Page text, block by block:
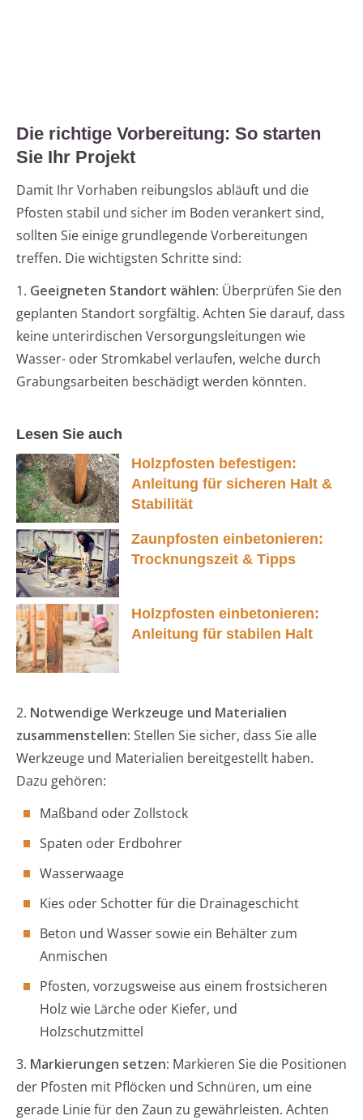
Die richtige Vorbereitung: So starten
Sie Ihr Projekt
Damit Ihr Vorhaben reibungslos abläuft und die
Pfosten stabil und sicher im Boden verankert sind,
sollten Sie einige grundlegende Vorbereitungen
treffen. Die wichtigsten Schritte sind:
1. Geeigneten Standort wählen: Überprüfen Sie den
geplanten Standort sorgfältig. Achten Sie darauf, dass
keine unterirdischen Versorgungsleitungen wie
Wasser- oder Stromkabel verlaufen, welche durch
Grabungsarbeiten beschädigt werden könnten.
Lesen Sie auch
Holzpfosten befestigen:
Anleitung für sicheren Halt &
Stabilität
Zaunpfosten einbetonieren:
Trocknungszeit & Tipps
Holzpfosten einbetonieren:
Anleitung für stabilen Halt
2. Notwendige Werkzeuge und Materialien
zusammenstellen: Stellen Sie sicher, dass Sie alle
Werkzeuge und Materialien bereitgestellt haben.
Dazu gehören:
Maßband oder Zollstock
Spaten oder Erdbohrer
Wasserwaage
Kies oder Schotter für die Drainageschicht
Beton und Wasser sowie ein Behälter zum
Anmischen
Pfosten, vorzugsweise aus einem frostsicheren
Holz wie Lärche oder Kiefer, und
Holzschutzmittel
3. Markierungen setzen: Markieren Sie die Positionen
der Pfosten mit Pflöcken und Schnüren, um eine
gerade Linie für den Zaun zu gewährleisten. Achten